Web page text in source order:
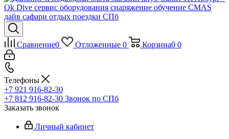
Сравнение0 Отложенные 0 Корзина0 0
Телефоны
+7 921 916-82-30
+7 812 916-82-30 Звонок по СПб
Заказать звонок
Личный кабинет